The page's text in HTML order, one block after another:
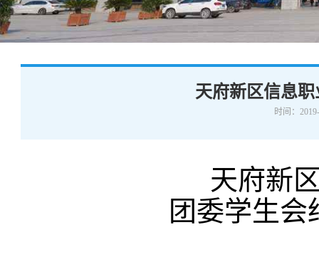
学术交流
天府新区信息
时间：
天府新
团委学生会